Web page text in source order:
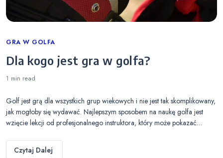
Categories
GRA W GOLFA
Dla kogo jest gra w golfa?
1 min read
Golf jest grą dla wszystkich grup wiekowych i nie jest tak skomplikowany,
jak mogłoby się wydawać. Najlepszym sposobem na naukę golfa jest
wzięcie lekcji od profesjonalnego instruktora, który może pokazać…
Czytaj Dalej